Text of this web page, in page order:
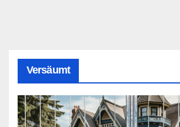
Versäumt